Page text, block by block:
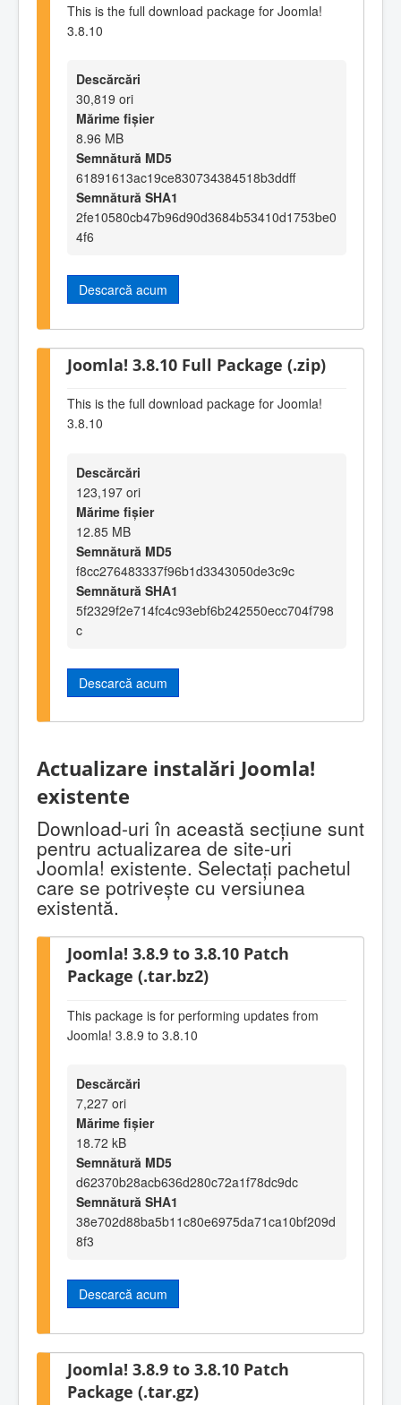
This is the full download package for Joomla!
3.8.10
Descărcări
30,819 ori
Mărime fișier
8.96 MB
Semnătură MD5
61891613ac19ce830734384518b3ddff
Semnătură SHA1
2fe10580cb47b96d90d3684b53410d1753be0
4f6
Descarcă acum
Joomla! 3.8.10 Full Package (.zip)
This is the full download package for Joomla!
3.8.10
Descărcări
123,197 ori
Mărime fișier
12.85 MB
Semnătură MD5
f8cc276483337f96b1d3343050de3c9c
Semnătură SHA1
5f2329f2e714fc4c93ebf6b242550ecc704f798
c
Descarcă acum
Actualizare instalări Joomla!
existente
Download-uri în această secţiune sunt
pentru actualizarea de site-uri
Joomla! existente. Selectaţi pachetul
care se potriveşte cu versiunea
existentă.
Joomla! 3.8.9 to 3.8.10 Patch
Package (.tar.bz2)
This package is for performing updates from
Joomla! 3.8.9 to 3.8.10
Descărcări
7,227 ori
Mărime fișier
18.72 kB
Semnătură MD5
d62370b28acb636d280c72a1f78dc9dc
Semnătură SHA1
38e702d88ba5b11c80e6975da71ca10bf209d
8f3
Descarcă acum
Joomla! 3.8.9 to 3.8.10 Patch
Package (.tar.gz)